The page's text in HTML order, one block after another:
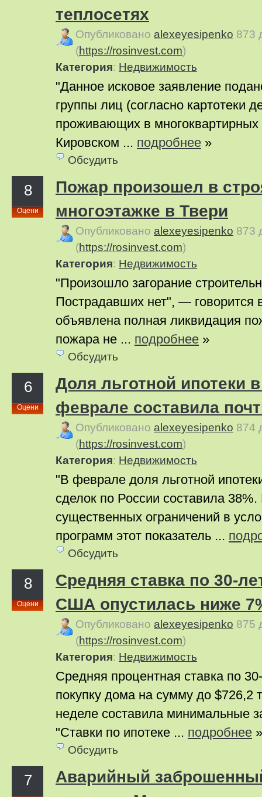
теплосетях
Опубликовано alexeyesipenko 873
(https://rosinvest.com)
Категория: Недвижимость
"Данное исковое заявление
группы лиц (согласно картотеки
проживающих в
Кировском ... подробнее »
Обсудить
8
Оцени
Пожар произошел в
многоэтажке в Твери
Опубликовано alexeyesipenko 873
(https://rosinvest.com)
Категория: Недвижимость
"Произошло загорание
Пострадавших нет", — говорится
объявлена полная ликвидация
пожара не ... подробнее »
Обсудить
6
Оцени
Доля льготной ипотеки
феврале составила
Опубликовано alexeyesipenko 874
(https://rosinvest.com)
Категория: Недвижимость
"В феврале доля льготной
сделок по России составила 38%.
существенных ограничений в
программ этот показатель ...
Обсудить
8
Оцени
Средняя ставка по 30-
США опустилась ниже
Опубликовано alexeyesipenko 875
(https://rosinvest.com)
Категория: Недвижимость
Средняя процентная ставка по
покупку дома на сумму до $726,2
неделе составила минимальные
"Ставки по ипотеке ... подробнее »
Обсудить
7
Аварийный